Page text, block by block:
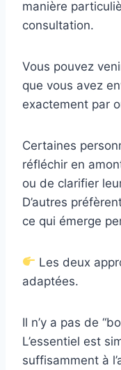
manière
consultation.
Vous pouvez
que vous avez
exactement par
Certaines
réfléchir en
ou de clarifier
D’autres
ce qui émerge
Les deux
adaptées.
Il n’y a pas de
L’essentiel est
suffisamment à